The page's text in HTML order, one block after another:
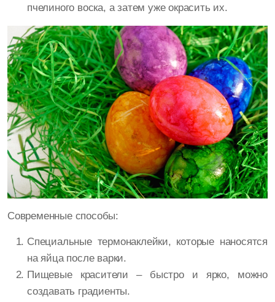
пчелиного воска, а затем уже окрасить их.
Современные способы:
Специальные термонаклейки, которые наносятся
на яйца после варки.
Пищевые красители – быстро и ярко, можно
создавать градиенты.